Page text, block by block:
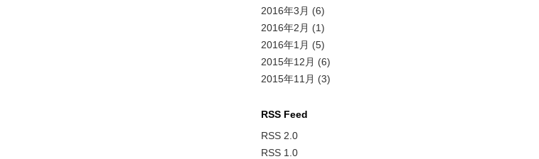
2016年3月 (6)
2016年2月 (1)
2016年1月 (5)
2015年12月 (6)
2015年11月 (3)
RSS Feed
RSS 2.0
RSS 1.0